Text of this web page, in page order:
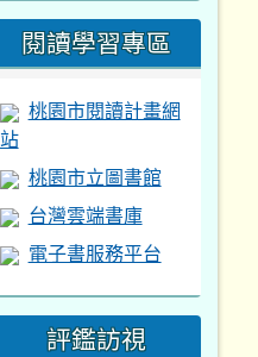
閱讀學習專區
桃園市閱讀計畫網
站
桃園市立圖書館
台灣雲端書庫
電子書服務平台
評鑑訪視